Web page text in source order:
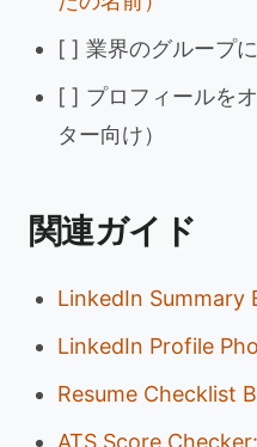
[ ] 業界のグループ
[ ] プロフィールを
ター向け）
関連ガイド
LinkedIn Summary
LinkedIn Profile
Resume Checklist
ATS Score